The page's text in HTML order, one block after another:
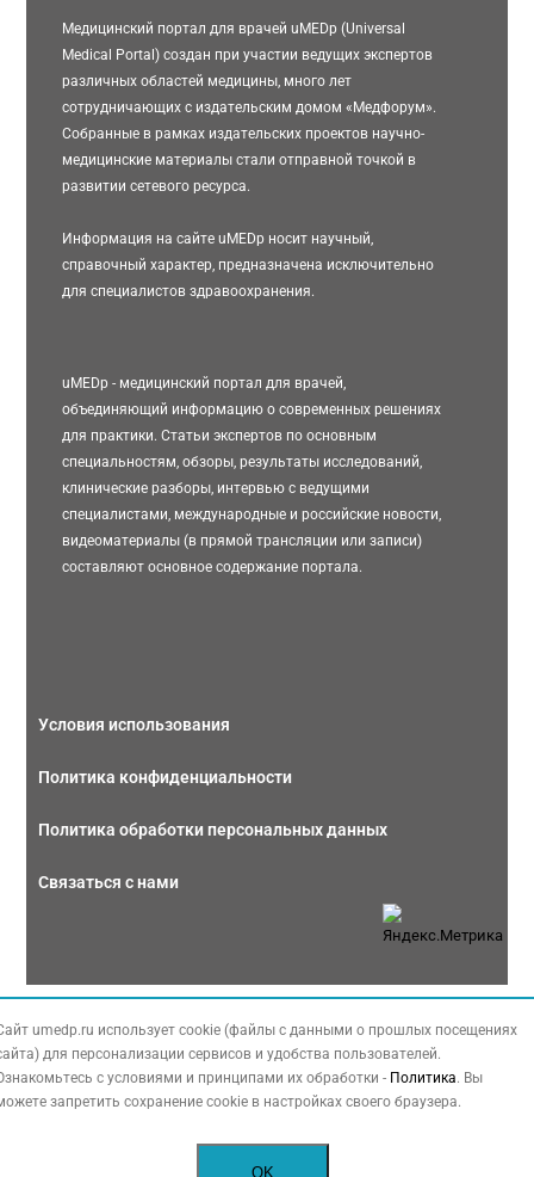
Медицинский портал для врачей uMEDp (Universal
Medical Portal) создан при участии ведущих экспертов
различных областей медицины, много лет
сотрудничающих с издательским домом «Медфорум».
Собранные в рамках издательских проектов научно-
медицинские материалы стали отправной точкой в
развитии сетевого ресурса.
Информация на сайте uMEDp носит научный,
справочный характер, предназначена исключительно
для специалистов здравоохранения.
uMEDp - медицинский портал для врачей,
объединяющий информацию о современных решениях
для практики. Статьи экспертов по основным
специальностям, обзоры, результаты исследований,
клинические разборы, интервью с ведущими
специалистами, международные и российские новости,
видеоматериалы (в прямой трансляции или записи)
составляют основное содержание портала.
Условия использования
Политика конфиденциальности
Политика обработки персональных данных
Связаться с нами
содержит материалы, принадлежащие третьей стороне, охраняемые законом
umedp.ru использует cookie (файлы с данными о прошлых посещениях
для персонализации сервисов и удобства пользователей.
с условиями и принципами их обработки - Политика. Вы
запретить сохранение cookie в настройках своего браузера.
OK